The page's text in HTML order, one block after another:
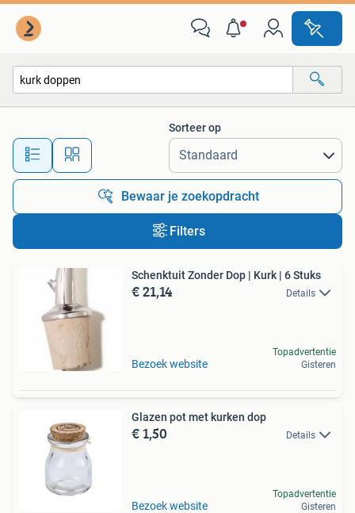
Alle afstanden…
Sorteer op
Bewaar je zoekopdracht
Filters
Schenktuit Zonder Dop | Kurk | 6 Stuks
€ 21,14 Details
Bezoek website
Topadvertentie
Gisteren
Glazen pot met kurken dop
€ 1,50 Details
Bezoek website
Topadvertentie
Gisteren